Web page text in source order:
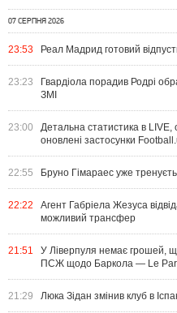
07 СЕРПНЯ 2026
23:53 Реал Мадрид готовий
23:23
Гвардіола порадив Родрі
ЗМІ
23:00
Детальна статистика в LIVE,
оновлені застосунки
22:55 Бруно Гімараес уже
22:22
Агент Габріела Жезуса
можливий трансфер
21:51
У Ліверпуля немає грошей,
ПСЖ щодо Баркола — Le
21:29 Люка Зідан змінив клуб в